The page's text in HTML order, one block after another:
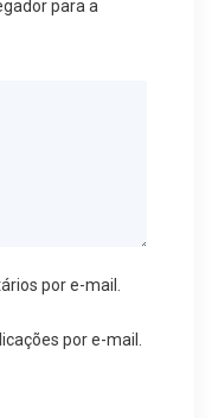
para a
por e-mail.
por e-mail.